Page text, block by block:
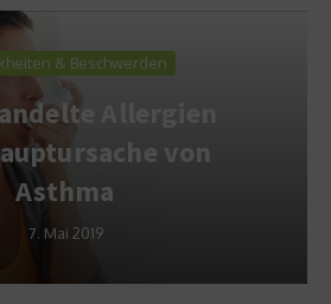
& Beschwerden
Allergien
von
Asthma
7. Mai 2019